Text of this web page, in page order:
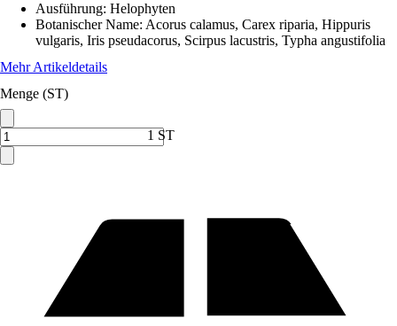
Ausführung: Helophyten
Botanischer Name: Acorus calamus, Carex riparia, Hippuris
vulgaris, Iris pseudacorus, Scirpus lacustris, Typha angustifolia
Mehr Artikeldetails
Menge (ST)
1 ST